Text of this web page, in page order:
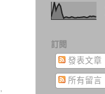
,
訂閱
發表文章
所有留言